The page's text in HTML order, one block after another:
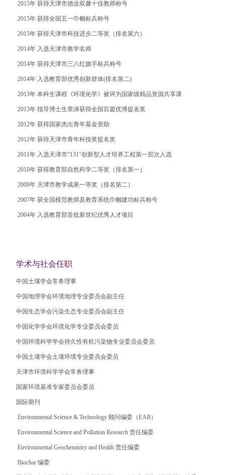
2015年 获得天津市德业双馨十佳教师称号
2015年 获得全国五一巾帼标兵称号
2015年 获得天津市科技进步二等奖（排名第六）
2014年 入选天津市教学名师
2014年 获得天津市三八红旗手标兵称号
2014年 入选教育部优秀创新群体(排名第二)
2013年 本科生课程《环境化学》被评为国家级精品资源共享课
2013年 指导博士生章涛获得全国百篇优博提名奖
2012年 获得国家杰出青年基金资助
2012年 获得天津市青年科技奖提名奖
2011年 入选天津市“131”创新型人才培养工程第一层次人选
2010年 获得教育部自然科学二等奖（排名第一）
2009年 天津市教学成果一等奖（排名第二）
2007年 获全国模范教师及教育系统巾帼建功标兵称号
2004年 入选教育部首批新世纪优秀人才项目
学术与社会任职
中国土壤学会常务理事
中国地理学会环境地理专业委员会副主任
中国生态学会污染生态专业委员会副主任
中国化学学会环境化学专业委员会委员
中国环境科学学会持久性有机污染物专业委员会委员
中国土壤学会土壤环境专业委员会委员
天津市环境科学学会常务理事
国家环境基准专家委员会委员
国际期刊
Environmental Science & Technology 顾问编委（EAB）
Environmental Science and Pollution Research 责任编委
Environmental Geochemistry and Health 责任编委
Biochar 编委